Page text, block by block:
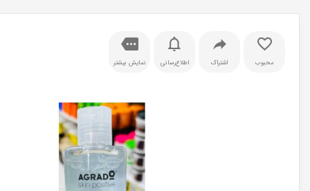
محبوب اشتراک اطلاع‌رسانی نمایش بیشتر